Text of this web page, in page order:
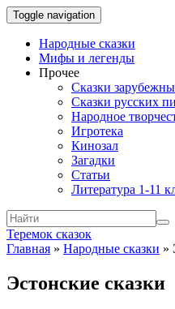
Toggle navigation
Народные сказки
Мифы и легенды
Прочее
Сказки
Сказки русских
Народное
Игротека
Кинозал
Загадки
Статьи
Литература 1-11
Теремок сказок
Главная » Народные сказки »
Эстонские сказки